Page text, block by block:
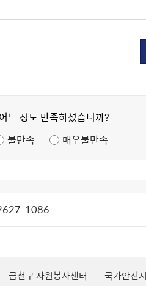
느 정도 만족하셨습니까?
불만족 매우불만족
1086
금천구 자원봉사센터 국가안전